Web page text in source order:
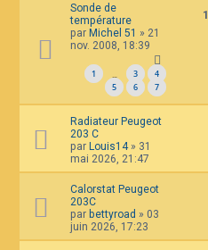
Sonde de
température
par Michel 51 » 21
nov. 2008, 18:39
1 3
4
5
6 7
Radiateur Peugeot
203 C
par Louis14» 31
mai 2026, 21:47
Calorstat Peugeot
203C
par bettyroad » 03
juin 2026, 17:23